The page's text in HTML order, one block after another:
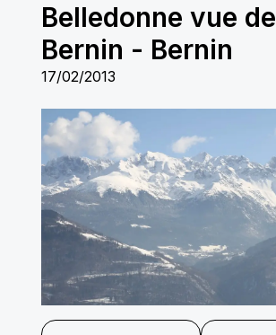
Belledonne vue de
Bernin - Bernin
17/02/2013